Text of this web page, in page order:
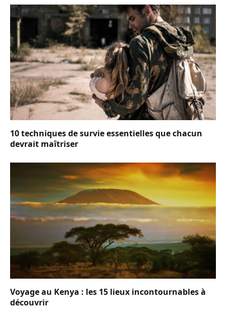
10 techniques de survie essentielles que chacun
devrait maîtriser
Voyage au Kenya : les 15 lieux incontournables à
découvrir